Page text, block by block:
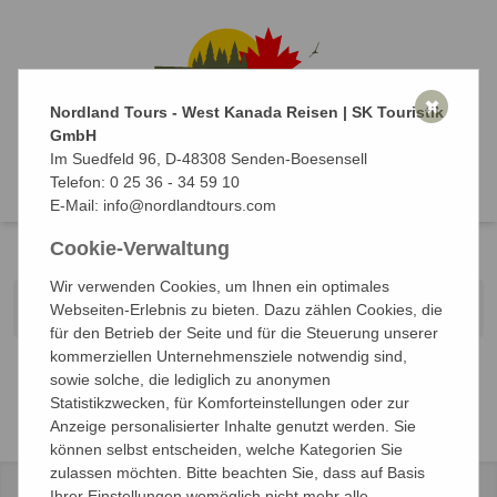
Reise suchen
0
Es wurde keine Reise gefunden.
Nordland Tours - West Kanada Reisen | SK Touristik
GmbH
Im Suedfeld 96, D-48308 Senden-Boesensell
Telefon: 0 25 36 - 34 59 10
E-Mail: info@nordlandtours.com
Cookie-Verwaltung
Wir verwenden Cookies, um Ihnen ein optimales
Webseiten-Erlebnis zu bieten. Dazu zählen Cookies, die
für den Betrieb der Seite und für die Steuerung unserer
kommerziellen Unternehmensziele notwendig sind,
sowie solche, die lediglich zu anonymen
Statistikzwecken, für Komforteinstellungen oder zur
Anzeige personalisierter Inhalte genutzt werden. Sie
können selbst entscheiden, welche Kategorien Sie
zulassen möchten. Bitte beachten Sie, dass auf Basis
✖